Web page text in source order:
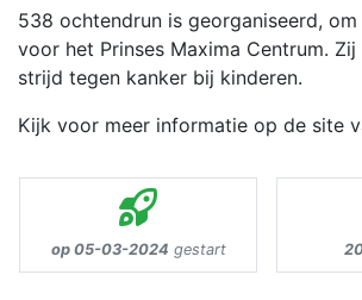
538 ochtendrun is georganiseerd,
voor het Prinses Maxima Centrum.
strijd tegen kanker bij kinderen.
Kijk voor meer informatie op de site
op 05-03-2024 gestart